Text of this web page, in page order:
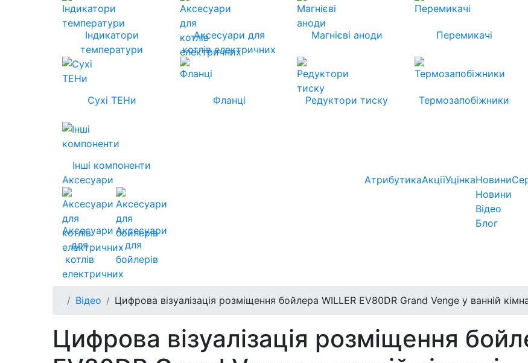
Індикатори
температури
Аксесуари для
котлів електричних
Магнієві аноди Перемикачі
Сухі ТЕНи Фланці Редуктори тиску Термозапобіжники
Інші компоненти
Аксесуари
Аксесуари
для
котлів
електричних
Аксесуари
для
бойлерів
АтрибутикаАкціїУцінкаНовини
Новини
Відео
Блог
Відео Цифрова візуалізація розміщення бойлера WILLER EV80DR Grand Venge у ванній
Цифрова візуалізація розміщення